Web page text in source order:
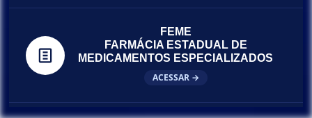
FEME
FARMÁCIA ESTADUAL DE
MEDICAMENTOS ESPECIALIZADOS
ACESSAR →